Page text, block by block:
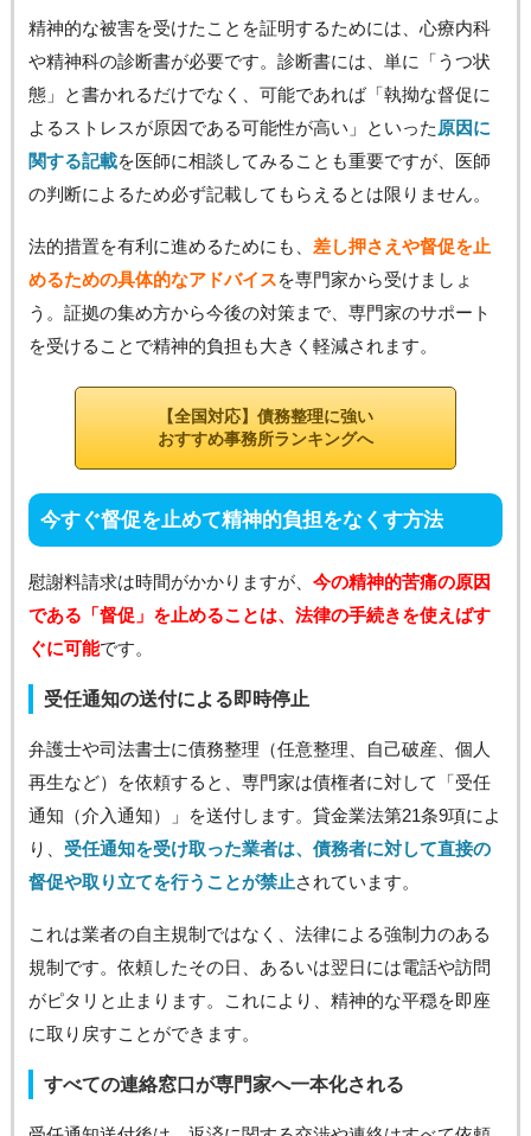
精神的な被害を受けたことを証明するためには、心療内科
や精神科の診断書が必要です。診断書には、単に「うつ状
態」と書かれるだけでなく、可能であれば「執拗な督促に
よるストレスが原因である可能性が高い」といった 原因に
関する記載を医師に相談してみることも重要ですが、医師
の判断によるため必ず記載してもらえるとは限りません。
法的措置を有利に進めるためにも、 差し押さえや督促を止
めるための具体的なアドバイスを専門家から受けましょ
う。証拠の集め方から今後の対策まで、専門家のサポート
を受けることで精神的負担も大きく軽減されます。
【全国対応】債務整理に強い
おすすめ事務所ランキングへ
今すぐ督促を止めて精神的負担をなくす方法
慰謝料請求は時間がかかりますが、 今の精神的苦痛の原因
である「督促」を止めることは、法律の手続きを使えばす
ぐに可能です。
受任通知の送付による即時停止
弁護士や司法書士に債務整理（任意整理、自己破産、個人
再生など）を依頼すると、専門家は債権者に対して「受任
通知（介入通知）」を送付します。貸金業法第21条9項によ
り、 受任通知を受け取った業者は、債務者に対して直接の
督促や取り立てを行うことが禁止されています。
これは業者の自主規制ではなく、法律による強制力のある
規制です。依頼したその日、あるいは翌日には電話や訪問
がピタリと止まります。これにより、精神的な平穏を即座
に取り戻すことができます。
すべての連絡窓口が専門家へ一本化される